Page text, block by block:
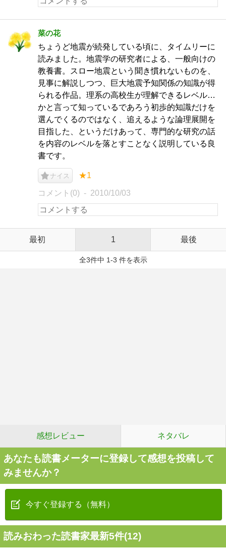
菜の花
ちょうど地震が続発している頃に、タイムリーに
読みました。地震学の研究者による、一般向けの
教養書。スロー地震という聞き慣れないものを、
見事に解説しつつ、巨大地震予知関係の知識が得
られる作品。理系の高校生が理解できるレベル…
かと言って知っているであろう初歩的知識だけを
選んでくるのではなく、追えるような論理展開を
目指した、というだけあって、専門的な研究の話
を内容のレベルを落とすことなく説明している良
書です。
ナイス ★1
コメント(0) 2010/10/03
最初 1 最後
全3件中 1-3 件を表示
感想レビュー ネタバレ
あなたも読書メーターに登録して感想を投稿して
みませんか？
今すぐ登録する（無料）
読みおわった読書家最新5件(12)